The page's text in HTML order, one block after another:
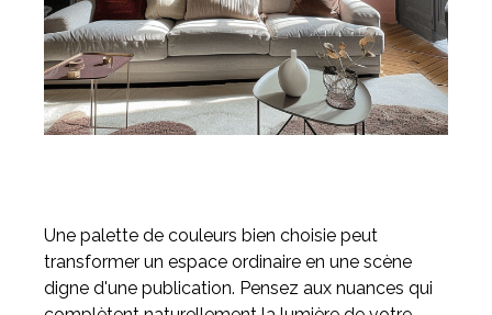
Une palette de couleurs bien choisie peut
transformer un espace ordinaire en une scène
digne d'une publication. Pensez aux nuances qui